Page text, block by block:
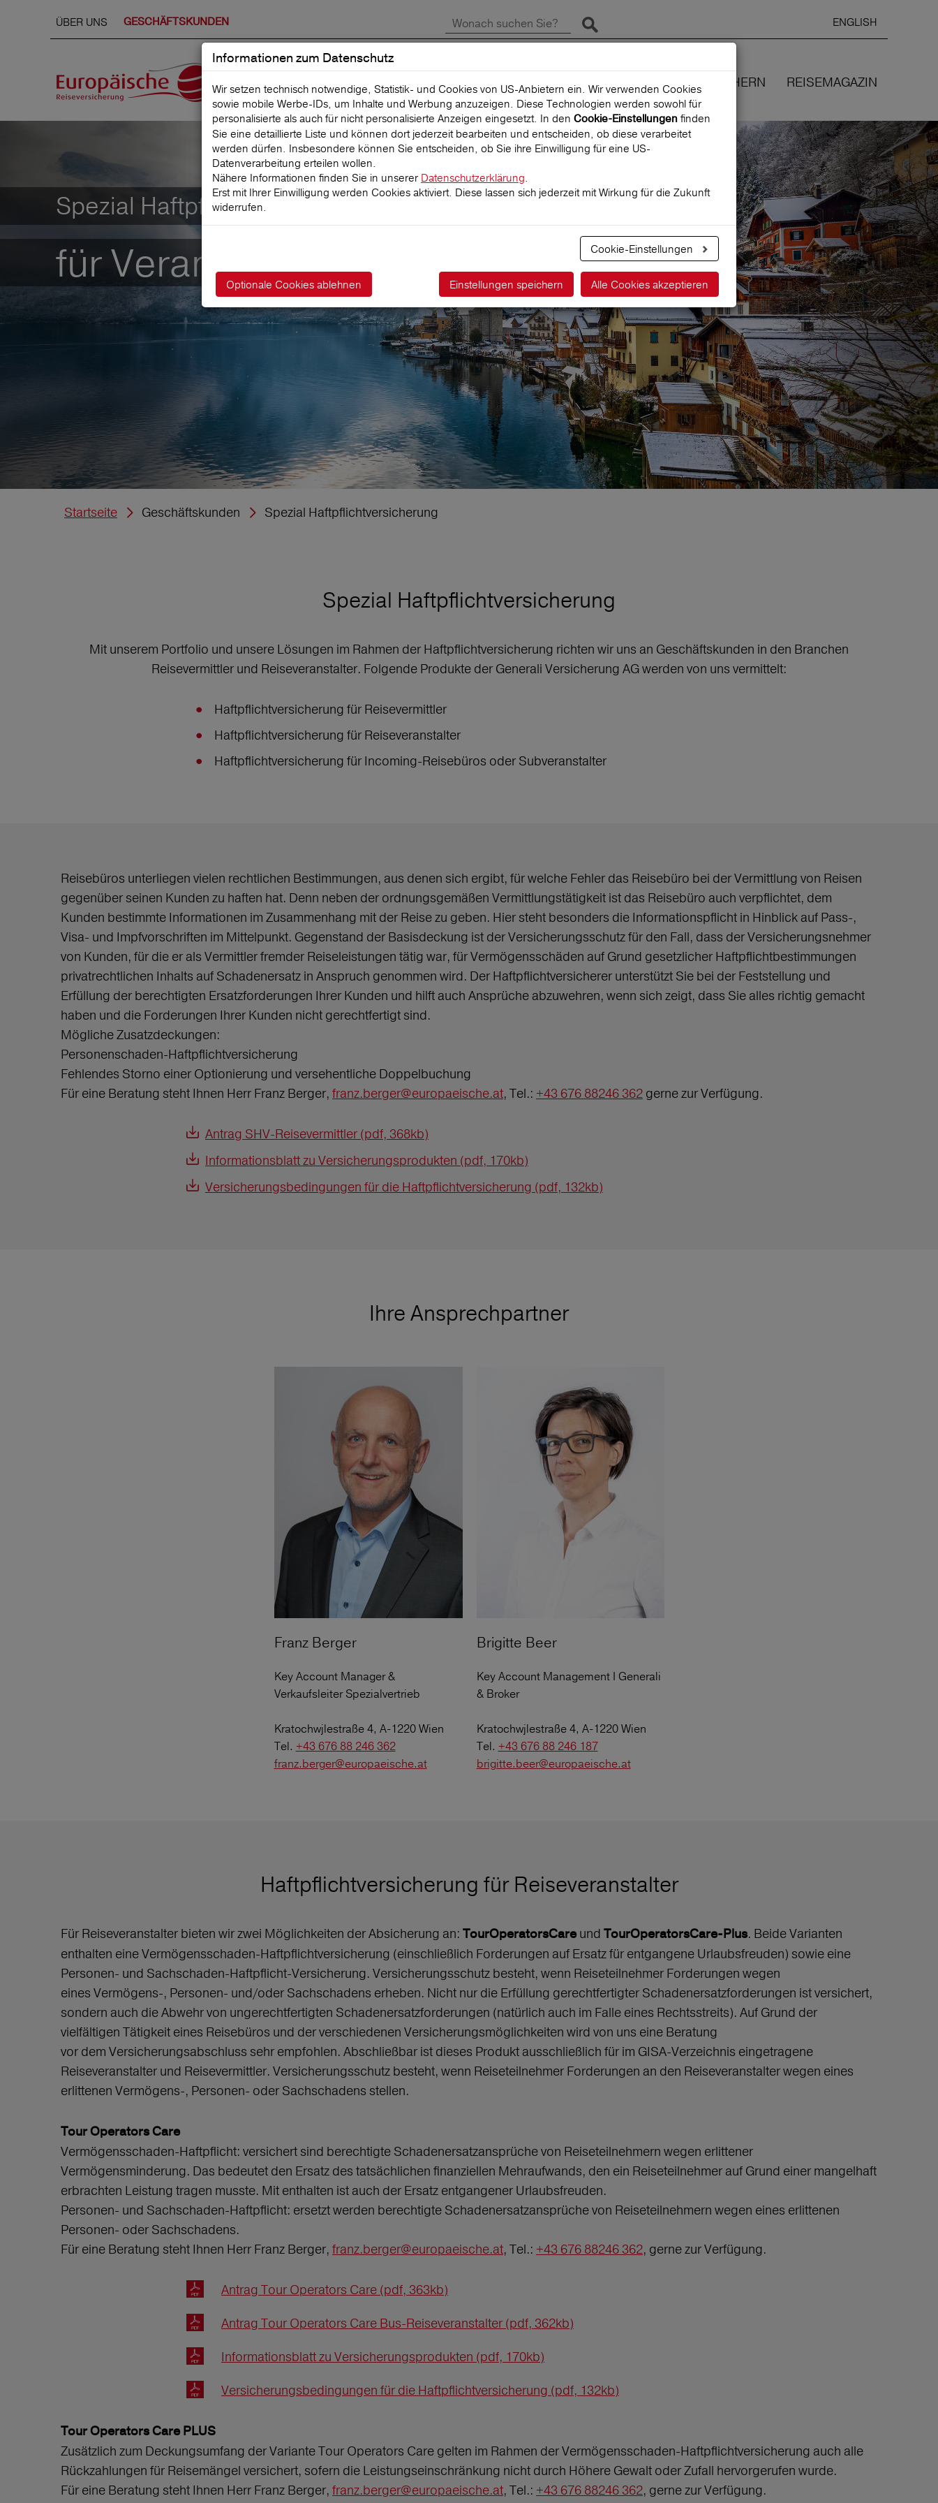
ÜBER UNS GESCHÄFTSKUNDEN
Suche starten
Ausgewählte
Sprache:
DEUTSCH
ENGLISH
SCHADEN MELDEN REISEVERSICHERUNGEN WIR VERSICHERN REISEMAGAZIN
Spezial Haftpflichtversicherung
für Veranstalter und Reisebranche
Startseite Geschäftskunden Spezial Haftpflichtversicherung
Spezial Haftpflichtversicherung
Mit unserem Portfolio und unsere Lösungen im Rahmen der Haftpflichtversicherung richten wir uns an Geschäftskunden in den Branchen
Reisevermittler und Reiseveranstalter. Folgende Produkte der Generali Versicherung AG werden von uns vermittelt:
Haftpflichtversicherung für Reisevermittler
Haftpflichtversicherung für Reiseveranstalter
Haftpflichtversicherung für Incoming-Reisebüros oder Subveranstalter
Reisebüros unterliegen vielen rechtlichen Bestimmungen, aus denen sich ergibt, für welche Fehler das Reisebüro bei der Vermittlung von Reisen
gegenüber seinen Kunden zu haften hat. Denn neben der ordnungsgemäßen Vermittlungstätigkeit ist das Reisebüro auch verpflichtet, dem
Kunden bestimmte Informationen im Zusammenhang mit der Reise zu geben. Hier steht besonders die Informationspflicht in Hinblick auf Pass-,
Visa- und Impfvorschriften im Mittelpunkt. Gegenstand der Basisdeckung ist der Versicherungsschutz für den Fall, dass der Versicherungsnehmer
von Kunden, für die er als Vermittler fremder Reiseleistungen tätig war, für Vermögensschäden auf Grund gesetzlicher Haftpflichtbestimmungen
privatrechtlichen Inhalts auf Schadenersatz in Anspruch genommen wird. Der Haftpflichtversicherer unterstützt Sie bei der Feststellung und
Erfüllung der berechtigten Ersatzforderungen Ihrer Kunden und hilft auch Ansprüche abzuwehren, wenn sich zeigt, dass Sie alles richtig gemacht
haben und die Forderungen Ihrer Kunden nicht gerechtfertigt sind.
Mögliche Zusatzdeckungen:
Personenschaden-Haftpflichtversicherung
Fehlendes Storno einer Optionierung und versehentliche Doppelbuchung
Für eine Beratung steht Ihnen Herr Franz Berger, franz.berger@europaeische.at, Tel.: +43 676 88246 362 gerne zur Verfügung.
Antrag SHV-Reisevermittler (pdf, 368kb)
Informationsblatt zu Versicherungsprodukten (pdf, 170kb)
Versicherungsbedingungen für die Haftpflichtversicherung (pdf, 132kb)
Ihre Ansprechpartner
Franz Berger
Key Account Manager &
Verkaufsleiter Spezialvertrieb
Kratochwjlestraße 4, A-1220 Wien
Tel. +43 676 88 246 362
franz.berger@europaeische.at
Brigitte Beer
Key Account Management I Generali
& Broker
Kratochwjlestraße 4, A-1220 Wien
Tel. +43 676 88 246 187
brigitte.beer@europaeische.at
Haftpflichtversicherung für Reiseveranstalter
Für Reiseveranstalter bieten wir zwei Möglichkeiten der Absicherung an: TourOperatorsCareund TourOperatorsCare-Plus. Beide Varianten
enthalten eine Vermögensschaden-Haftpflichtversicherung (einschließlich Forderungen auf Ersatz für entgangene Urlaubsfreuden) sowie eine
Personen- und Sachschaden-Haftpflicht-Versicherung. Versicherungsschutz besteht, wenn Reiseteilnehmer Forderungen wegen
eines Vermögens-, Personen- und/oder Sachschadens erheben. Nicht nur die Erfüllung gerechtfertigter Schadenersatzforderungen ist versichert,
sondern auch die Abwehr von ungerechtfertigten Schadenersatzforderungen (natürlich auch im Falle eines Rechtsstreits). Auf Grund der
vielfältigen Tätigkeit eines Reisebüros und der verschiedenen Versicherungsmöglichkeiten wird von uns eine Beratung
vor dem Versicherungsabschluss sehr empfohlen. Abschließbar ist dieses Produkt ausschließlich für im GISA-Verzeichnis eingetragene
Reiseveranstalter und Reisevermittler. Versicherungsschutz besteht, wenn Reiseteilnehmer Forderungen an den Reiseveranstalter wegen eines
erlittenen Vermögens-, Personen- oder Sachschadens stellen.
Tour Operators Care
Vermögensschaden-Haftpflicht: versichert sind berechtigte Schadenersatzansprüche von Reiseteilnehmern wegen erlittener
Vermögensminderung. Das bedeutet den Ersatz des tatsächlichen finanziellen Mehraufwands, den ein Reiseteilnehmer auf Grund einer mangelhaft
erbrachten Leistung tragen musste. Mit enthalten ist auch der Ersatz entgangener Urlaubsfreuden.
Personen- und Sachschaden-Haftpflicht: ersetzt werden berechtigte Schadenersatzansprüche von Reiseteilnehmern wegen eines erlittenen
Personen- oder Sachschadens.
Für eine Beratung steht Ihnen Herr Franz Berger, franz.berger@europaeische.at, Tel.: +43 676 88246 362, gerne zur Verfügung.
Antrag Tour Operators Care (pdf, 363kb)
Antrag Tour Operators Care Bus-Reiseveranstalter (pdf, 362kb)
Informationsblatt zu Versicherungsprodukten (pdf, 170kb)
Versicherungsbedingungen für die Haftpflichtversicherung (pdf, 132kb)
Tour Operators Care PLUS
Zusätzlich zum Deckungsumfang der Variante Tour Operators Care gelten im Rahmen der Vermögensschaden-Haftpflichtversicherung auch alle
Rückzahlungen für Reisemängel versichert, sofern die Leistungseinschränkung nicht durch Höhere Gewalt oder Zufall hervorgerufen wurde.
Für eine Beratung steht Ihnen Herr Franz Berger, franz.berger@europaeische.at, Tel.: +43 676 88246 362, gerne zur Verfügung.
Informationen zum Datenschutz
Wir setzen technisch notwendige, Statistik- und Cookies von US-Anbietern ein. Wir verwenden Cookies
sowie mobile Werbe‑IDs, um Inhalte und Werbung anzuzeigen. Diese Technologien werden sowohl für
personalisierte als auch für nicht personalisierte Anzeigen eingesetzt. In den Cookie-Einstellungen finden
Sie eine detaillierte Liste und können dort jederzeit bearbeiten und entscheiden, ob diese verarbeitet
werden dürfen. Insbesondere können Sie entscheiden, ob Sie ihre Einwilligung für eine US-
Datenverarbeitung erteilen wollen.
Nähere Informationen finden Sie in unserer Datenschutzerklärung.
Erst mit Ihrer Einwilligung werden Cookies aktiviert. Diese lassen sich jederzeit mit Wirkung für die Zukunft
widerrufen.
Cookie-Einstellungen
Alle Cookies akzeptieren
Optionale Cookies ablehnen Einstellungen speichern